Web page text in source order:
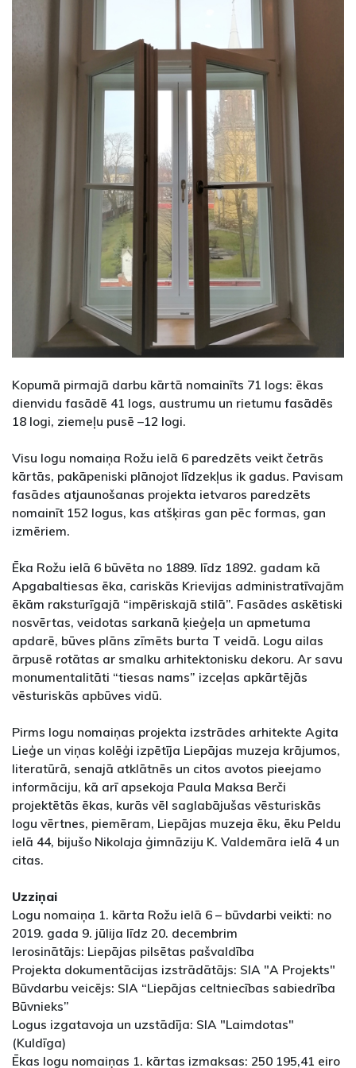
Kopumā pirmajā darbu kārtā nomainīts 71 logs: ēkas
dienvidu fasādē 41 logs, austrumu un rietumu fasādēs
18 logi, ziemeļu pusē –12 logi.
Visu logu nomaiņa Rožu ielā 6 paredzēts veikt četrās
kārtās, pakāpeniski plānojot līdzekļus ik gadus. Pavisam
fasādes atjaunošanas projekta ietvaros paredzēts
nomainīt 152 logus, kas atšķiras gan pēc formas, gan
izmēriem.
Ēka Rožu ielā 6 būvēta no 1889. līdz 1892. gadam kā
Apgabaltiesas ēka, cariskās Krievijas administratīvajām
ēkām raksturīgajā “impēriskajā stilā”. Fasādes askētiski
nosvērtas, veidotas sarkanā ķieģeļa un apmetuma
apdarē, būves plāns zīmēts burta T veidā. Logu ailas
ārpusē rotātas ar smalku arhitektonisku dekoru. Ar savu
monumentalitāti “tiesas nams” izceļas apkārtējās
vēsturiskās apbūves vidū.
Pirms logu nomaiņas projekta izstrādes arhitekte Agita
Lieģe un viņas kolēģi izpētīja Liepājas muzeja krājumos,
literatūrā, senajā atklātnēs un citos avotos pieejamo
informāciju, kā arī apsekoja Paula Maksa Berči
projektētās ēkas, kurās vēl saglabājušas vēsturiskās
logu vērtnes, piemēram, Liepājas muzeja ēku, ēku Peldu
ielā 44, bijušo Nikolaja ģimnāziju K. Valdemāra ielā 4 un
citas.
Uzziņai
Logu nomaiņa 1. kārta Rožu ielā 6 – būvdarbi veikti: no
2019. gada 9. jūlija līdz 20. decembrim
Ierosinātājs: Liepājas pilsētas pašvaldība
Projekta dokumentācijas izstrādātājs: SIA "A Projekts"
Būvdarbu veicējs: SIA “Liepājas celtniecības sabiedrība
Būvnieks”
Logus izgatavoja un uzstādīja: SIA "Laimdotas"
(Kuldīga)
Ēkas logu nomaiņas 1. kārtas izmaksas: 250 195,41 eiro